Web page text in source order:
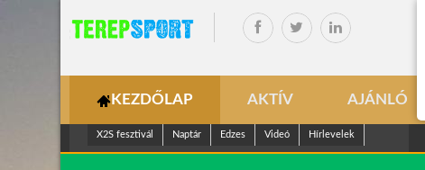
KEZDŐLAP AKTÍV AJÁNLÓ
X2S fesztivál Naptár Edzes Videó Hírlevelek